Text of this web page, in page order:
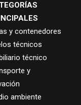
y contenedores
técnicos
técnico
y
ambiente